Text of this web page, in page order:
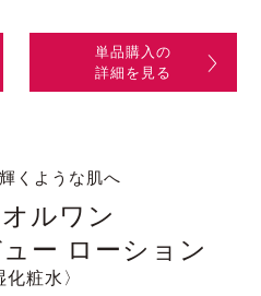
単品購入の
詳細を見る
くような肌へ
ルワン
ー ローション
化粧水〉